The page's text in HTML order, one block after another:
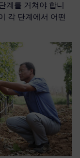
계를 거쳐야 합니
각 단계에서 어떤